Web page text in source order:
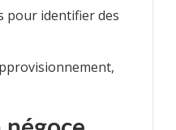
pour identifier des